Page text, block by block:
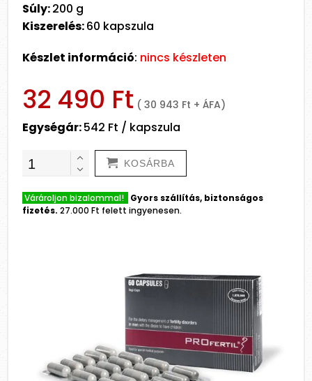
Súly:200 g
Kiszerelés:60 kapszula
Készlet információ: nincs készleten
32 490 Ft ( 30 943 Ft + ÁFA)
Egységár:542 Ft / kapszula
KOSÁRBA
Várároljon bizalommal! Gyors szállítás, biztonságos
fizetés. 27.000 Ft felett ingyenesen.